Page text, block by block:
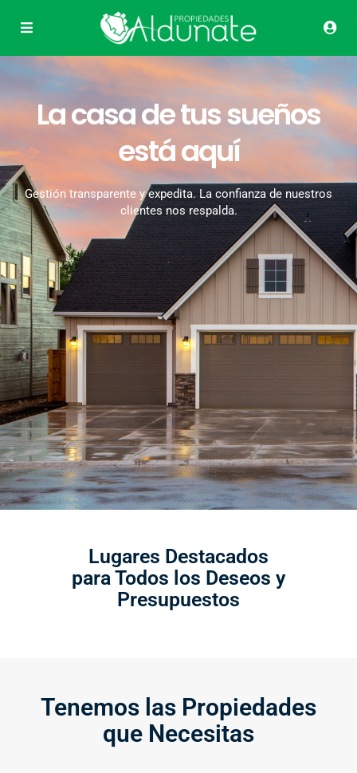
La casa de tus sueños
está aquí
Gestión transparente y expedita. La confianza de nuestros
clientes nos respalda.
Lugares Destacados
para Todos los Deseos y
Presupuestos
Tenemos las Propiedades
que Necesitas